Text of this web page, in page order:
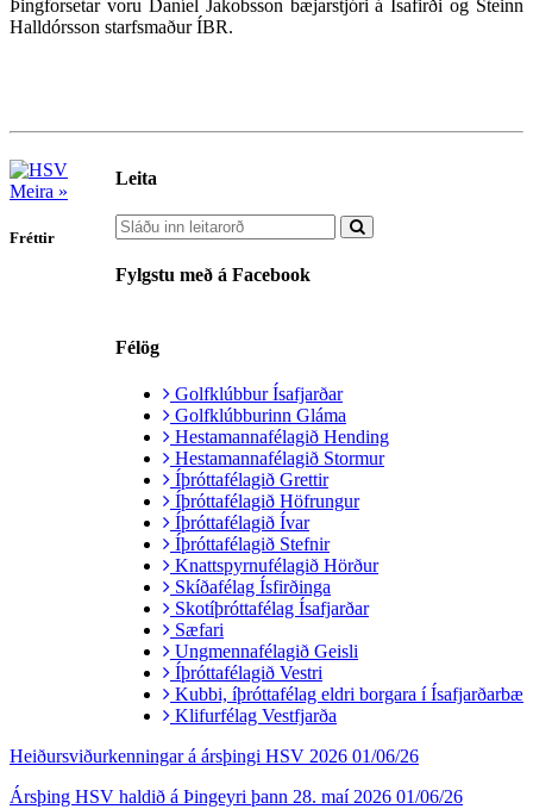
Þingforsetar voru Daníel Jakobsson bæjarstjóri á Ísafirði og Steinn
Halldórsson starfsmaður ÍBR.
Leita
Fylgstu með á Facebook
Félög
Golfklúbbur Ísafjarðar
Golfklúbburinn Gláma
Hestamannafélagið Hending
Hestamannafélagið Stormur
Íþróttafélagið Grettir
Íþróttafélagið Höfrungur
Íþróttafélagið Ívar
Íþróttafélagið Stefnir
Knattspyrnufélagið Hörður
Skíðafélag Ísfirðinga
Skotíþróttafélag Ísafjarðar
Sæfari
Ungmennafélagið Geisli
Íþróttafélagið Vestri
Kubbi, íþróttafélag eldri borgara í Ísafjarðarbæ
Klifurfélag Vestfjarða
Meira »
Fréttir
Heiðursviðurkenningar á ársþingi HSV 2026 01/06/26
Ársþing HSV haldið á Þingeyri þann 28. maí 2026 01/06/26